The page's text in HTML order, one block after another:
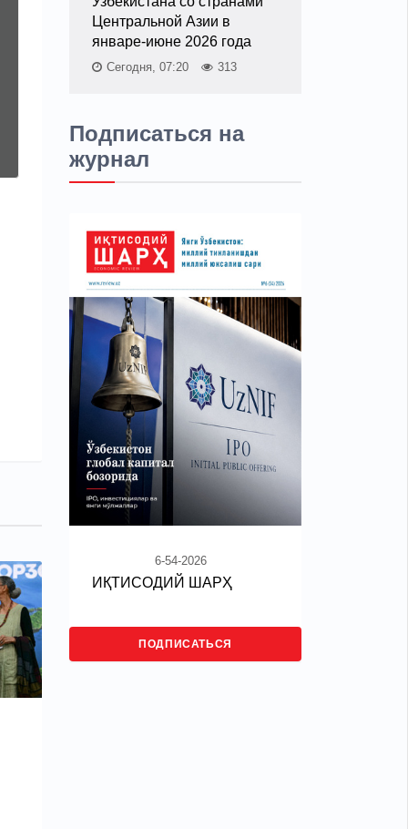
Центральной Азии в
январе-июне 2026 года
Сегодня, 07:20 313
Подписаться на
журнал
6-54-2026
ИҚТИСОДИЙ ШАРҲ
ПОДПИСАТЬСЯ